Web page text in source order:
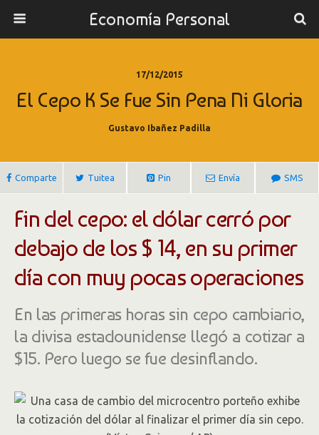
Economía Personal
17/12/2015
El Cepo K Se Fue Sin Pena Ni Gloria
Gustavo Ibañez Padilla
Comparte Tuitea Pin Envía SMS
Fin del cepo: el dólar cerró por
debajo de los $ 14, en su primer
día con muy pocas operaciones
En las primeras horas sin cepo cambiario,
la divisa estadounidense llegó a cotizar a
$15. Pero luego se fue desinflando.